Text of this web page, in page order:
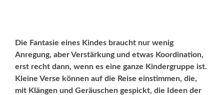
Die Fantasie eines Kindes braucht nur wenig
Anregung, aber Verstärkung und etwas Koordination,
erst recht dann, wenn es eine ganze Kindergruppe ist.
Kleine Verse können auf die Reise einstimmen, die,
mit Klängen und Geräuschen gespickt, die Ideen der